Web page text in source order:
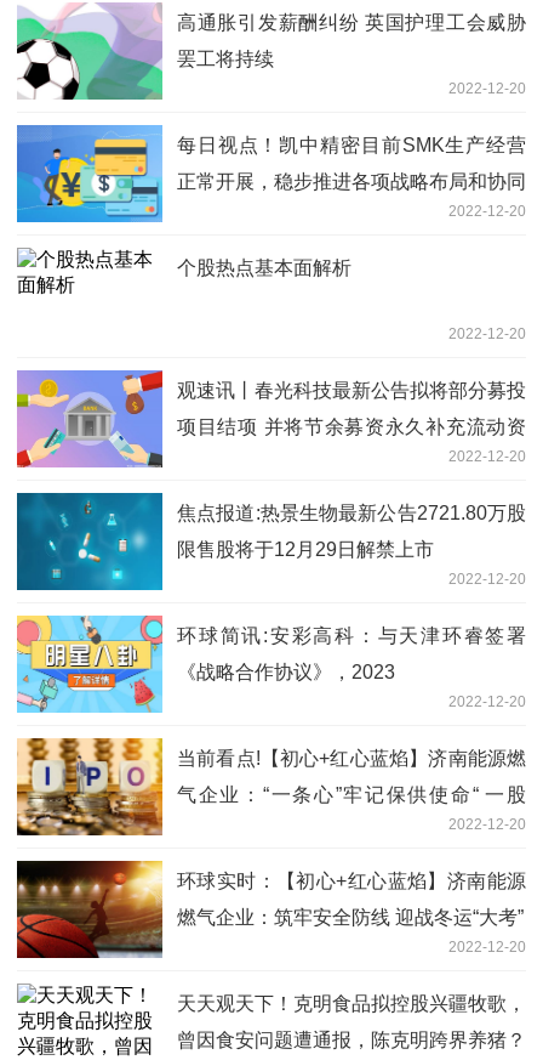
高通胀引发薪酬纠纷 英国护理工会威胁
罢工将持续
2022-12-20
每日视点！凯中精密目前SMK生产经营
正常开展，稳步推进各项战略布局和协同
2022-12-20
个股热点基本面解析
2022-12-20
观速讯丨春光科技最新公告拟将部分募投
项目结项 并将节余募资永久补充流动资
2022-12-20
焦点报道:热景生物最新公告2721.80万股
限售股将于12月29日解禁上市
2022-12-20
环球简讯:安彩高科：与天津环睿签署
《战略合作协议》，2023
2022-12-20
当前看点!【初心+红心蓝焰】济南能源燃
气企业：“一条心”牢记保供使命“ 一股
2022-12-20
环球实时：【初心+红心蓝焰】济南能源
燃气企业：筑牢安全防线 迎战冬运“大考”
2022-12-20
天天观天下！克明食品拟控股兴疆牧歌，
曾因食安问题遭通报，陈克明跨界养猪？